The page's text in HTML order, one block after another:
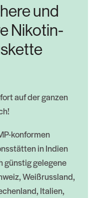
und
Nikotin-
auf der ganzen
konformen
in Indien
günstig gelegene
Weißrussland,
Italien,